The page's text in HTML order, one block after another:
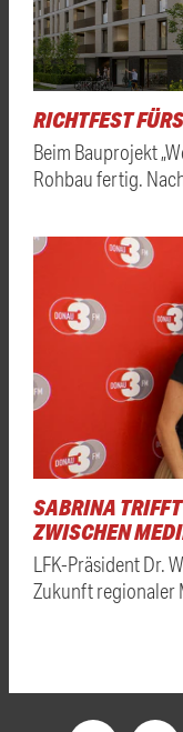
RICHTFEST
Beim Bauprojekt
Rohbau fertig.
SABRINA TRIFFT
WISCHEN
LFK-Präsident Dr.
Zukunft regionaler